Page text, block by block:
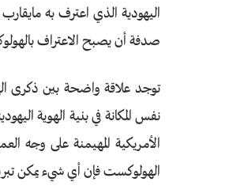
صدفة أن يصبح الاعتراف
توجد علاقة واضحة بين ذكرى
نفس المكانة في بنية الهوية
الأمريكية المهيمنة على وجه
الهولوكست فإن أي شيء يمكن